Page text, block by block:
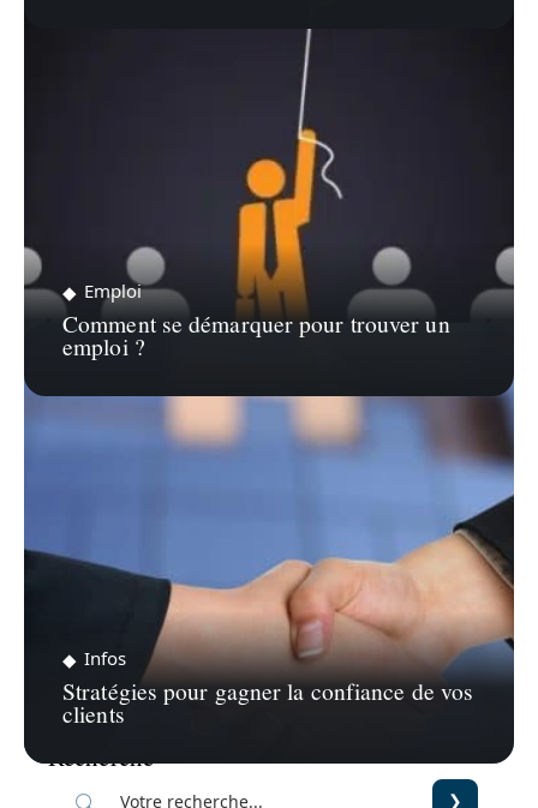
Emploi
Comment se démarquer pour trouver un
emploi ?
Infos
Stratégies pour gagner la confiance de vos
clients
Recherche